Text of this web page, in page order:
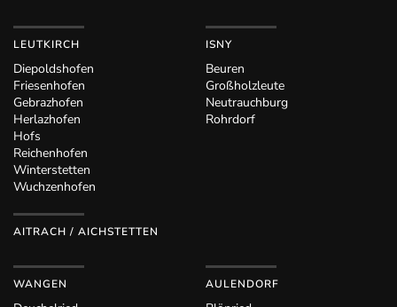
LEUTKIRCH
Diepoldshofen
Friesenhofen
Gebrazhofen
Herlazhofen
Hofs
Reichenhofen
Winterstetten
Wuchzenhofen
AITRACH / AICHSTETTEN
ISNY
Beuren
Großholzleute
Neutrauchburg
Rohrdorf
WANGEN AULENDORF